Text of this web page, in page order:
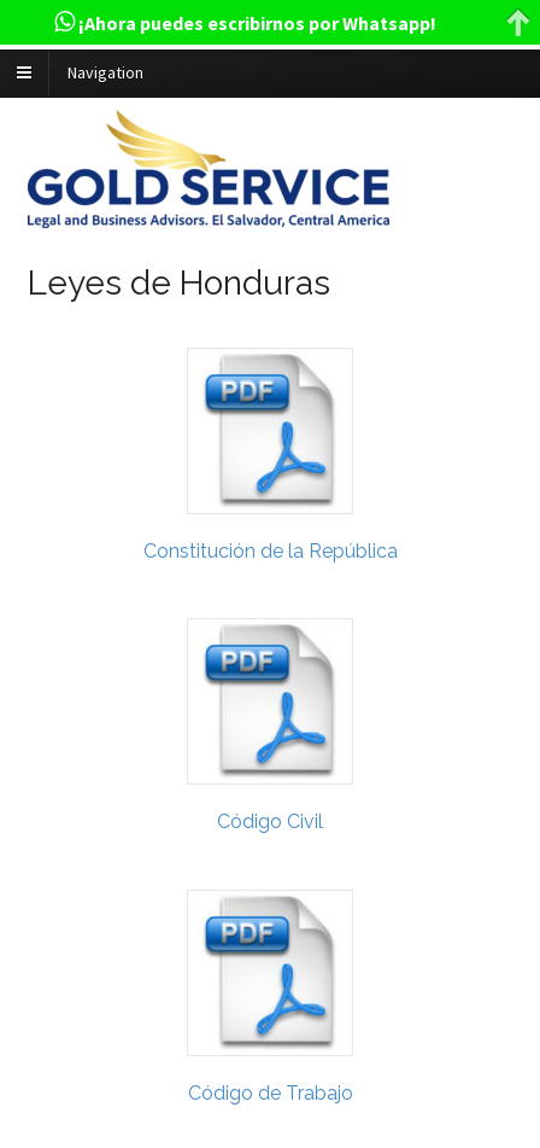
Navigation
Leyes de Honduras
Constitución de la República
Código Civil
Código de Trabajo
¡Ahora puedes escribirnos por Whatsapp!